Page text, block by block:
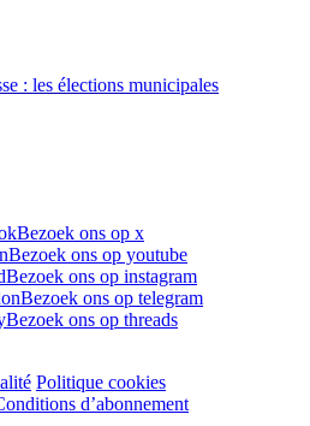
: les élections municipales
Bezoek ons op x
Bezoek ons op youtube
Bezoek ons op instagram
Bezoek ons op telegram
Bezoek ons op threads
Politique cookies
d’abonnement